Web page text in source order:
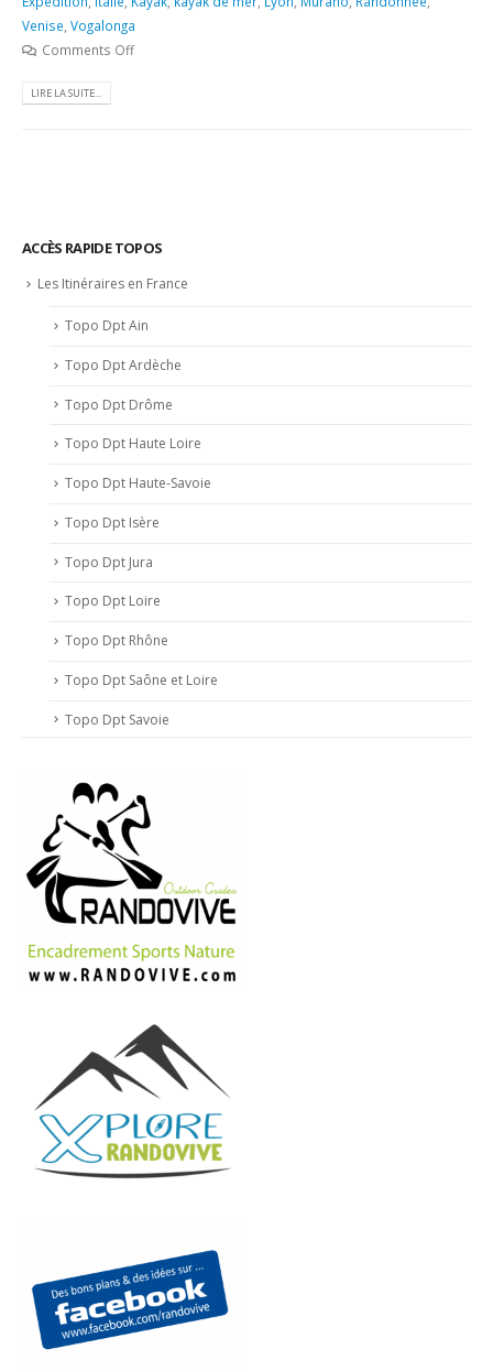
Venise, Vogalonga
Comments Off
LIRE LA SUITE...
ACCÈS RAPIDE TOPOS
Les Itinéraires en France
Topo Dpt Ain
Topo Dpt Ardèche
Topo Dpt Drôme
Topo Dpt Haute Loire
Topo Dpt Haute-Savoie
Topo Dpt Isère
Topo Dpt Jura
Topo Dpt Loire
Topo Dpt Rhône
Topo Dpt Saône et Loire
Topo Dpt Savoie